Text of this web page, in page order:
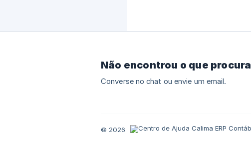
Não encontrou o que
Converse no chat ou envie um email.
© 2026